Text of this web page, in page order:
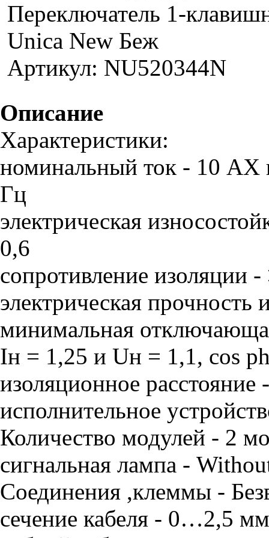
Переключатель 1-
Unica New Беж
Артикул: NU520344N
Описание
Характеристики:
номинальный ток - 10
Гц
электрическая
0,6
сопротивление
электрическая
минимальная
Iн = 1,25 и Uн = 1,1, cos
изоляционное расстояние
исполнительное
Количество модулей - 2
сигнальная лампа -
Соединения ,клеммы -
сечение кабеля - 0…2,5